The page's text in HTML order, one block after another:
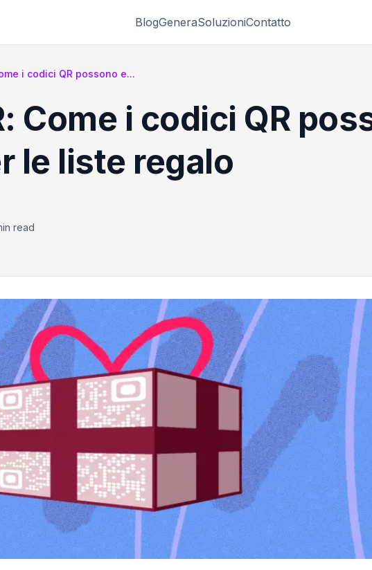
BlogGeneraSoluzioniContatto
i codici QR possono e...
Come i codici QR
le liste regalo
read